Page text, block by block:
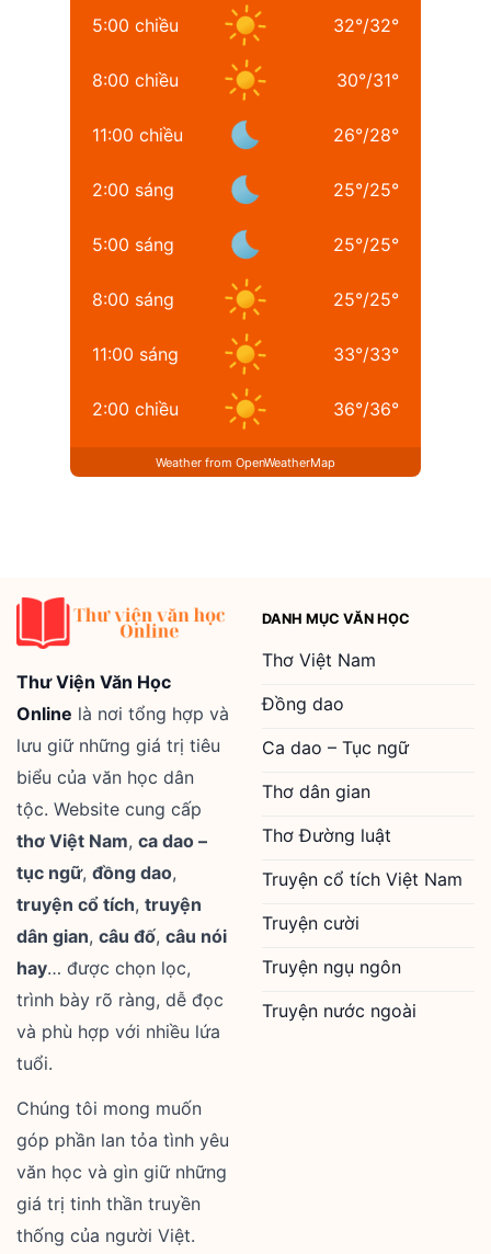
5:00 chiều 32°/32°
8:00 chiều 30°/31°
11:00 chiều 26°/28°
2:00 sáng 25°/25°
5:00 sáng 25°/25°
8:00 sáng 25°/25°
11:00 sáng 33°/33°
2:00 chiều 36°/36°
Weather from OpenWeatherMap
Thư Viện Văn Học
Online là nơi tổng hợp và
lưu giữ những giá trị tiêu
biểu của văn học dân
tộc. Website cung cấp
thơ Việt Nam, ca dao –
tục ngữ, đồng dao,
truyện cổ tích, truyện
dân gian, câu đố, câu nói
hay… được chọn lọc,
trình bày rõ ràng, dễ đọc
và phù hợp với nhiều lứa
tuổi.
Chúng tôi mong muốn
góp phần lan tỏa tình yêu
văn học và gìn giữ những
giá trị tinh thần truyền
thống của người Việt.
DANH MỤC VĂN HỌC
Thơ Việt Nam
Đồng dao
Ca dao – Tục ngữ
Thơ dân gian
Thơ Đường luật
Truyện cổ tích Việt Nam
Truyện cười
Truyện ngụ ngôn
Truyện nước ngoài